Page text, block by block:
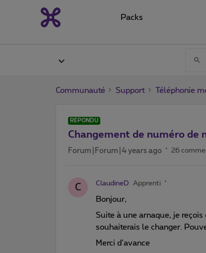
Packs
Communauté Support Téléphonie
RÉPONDU
Changement de numéro de
Forum|Forum|4 years ago 26
C ClaudineD Apprenti
Bonjour,
Suite à une arnaque, je
souhaiterais le changer.
Merci d’avance